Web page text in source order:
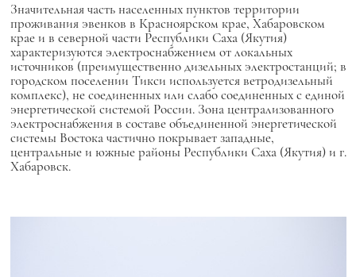
Значительная часть населенных пунктов территории
проживания эвенков в Красноярском крае, Хабаровском
крае и в северной части Республики Саха (Якутия)
характеризуются электроснабжением от локальных
источников (преимущественно дизельных электростанций; в
городском поселении Тикси используется ветродизельный
комплекс), не соединенных или слабо соединенных с единой
энергетической системой России. Зона централизованного
электроснабжения в составе объединенной энергетической
системы Востока частично покрывает западные,
центральные и южные районы Республики Саха (Якутия) и г.
Хабаровск.